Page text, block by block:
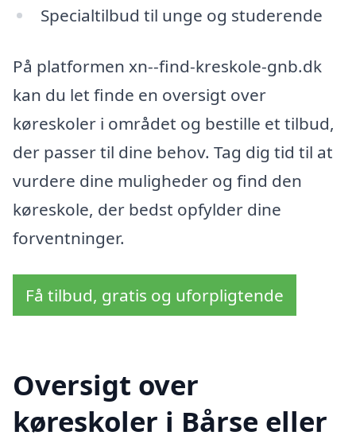
Specialtilbud til unge og studerende
På platformen xn--find-kreskole-gnb.dk
kan du let finde en oversigt over
køreskoler i området og bestille et tilbud,
der passer til dine behov. Tag dig tid til at
vurdere dine muligheder og find den
køreskole, der bedst opfylder dine
forventninger.
Få tilbud, gratis og uforpligtende
Oversigt over
køreskoler i Bårse eller